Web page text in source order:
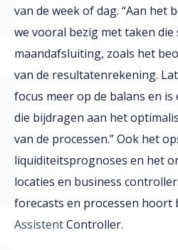
van de week of dag. “Aan het
we vooral bezig met taken
maandafsluiting, zoals het
van de resultatenrekening.
focus meer op de balans en
die bijdragen aan het
van de processen.” Ook het
liquiditeitsprognoses en het
locaties en business
forecasts en processen hoort
AssistentController.